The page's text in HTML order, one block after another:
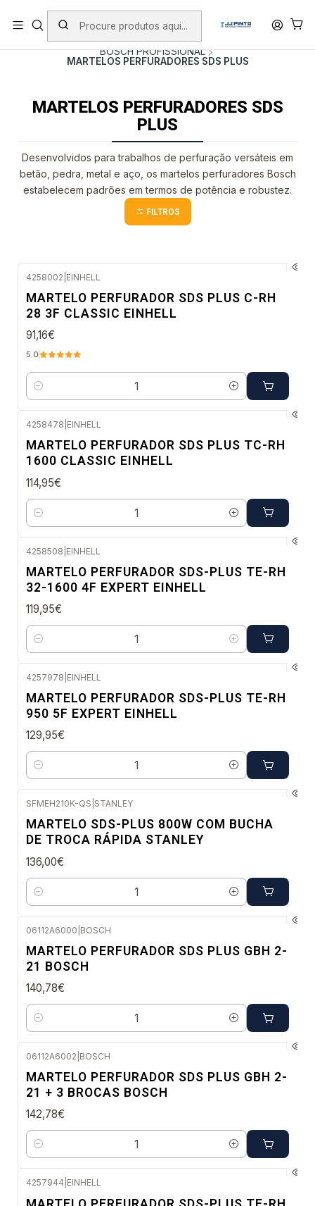
PORTES INCLUÍDOS EM ENCOMENDAS +75€ (excepto ilhas)
Início PRODUTOS
FERRAMENTAS COM FIO
BOSCH PROFISSIONAL
MARTELOS PERFURADORES SDS PLUS
MARTELOS PERFURADORES SDS
PLUS
Desenvolvidos para trabalhos de perfuração versáteis em
betão, pedra, metal e aço, os martelos perfuradores Bosch
estabelecem padrões em termos de potência e robustez.
FILTROS
4258002 EINHELL
MARTELO PERFURADOR SDS PLUS C-RH
28 3F CLASSIC EINHELL
91,16€
5.0
Quantidade
4258478 EINHELL
MARTELO PERFURADOR SDS PLUS TC-RH
1600 CLASSIC EINHELL
114,95€
Quantidade
4258508 EINHELL
MARTELO PERFURADOR SDS-PLUS TE-RH
32-1600 4F EXPERT EINHELL
119,95€
Quantidade
4257978 EINHELL
MARTELO PERFURADOR SDS-PLUS TE-RH
950 5F EXPERT EINHELL
129,95€
Quantidade
SFMEH210K-QS STANLEY
MARTELO SDS-PLUS 800W COM BUCHA
DE TROCA RÁPIDA STANLEY
136,00€
Quantidade
06112A6000 BOSCH
MARTELO PERFURADOR SDS PLUS GBH 2-
21 BOSCH
140,78€
Quantidade
06112A6002 BOSCH
MARTELO PERFURADOR SDS PLUS GBH 2-
21 + 3 BROCAS BOSCH
142,78€
Quantidade
4257944 EINHELL